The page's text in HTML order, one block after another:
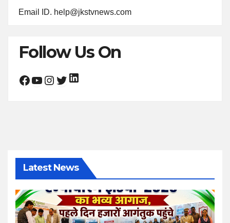
Email ID. help@jkstvnews.com
Follow Us On
Facebook YouTube Instagram Twitter LinkedIn
Latest News